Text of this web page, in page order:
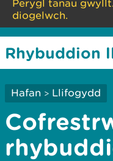
Perygl tanau
diogelwch.
Rhybuddion
0
Rhybudd
Llifogydd
difrifol
Hafan > Llifogydd